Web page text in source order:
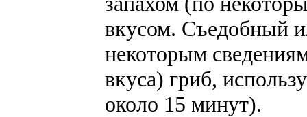
вкусом. Cъедобный
некоторым
вкуса) гриб,
около 15 минут).